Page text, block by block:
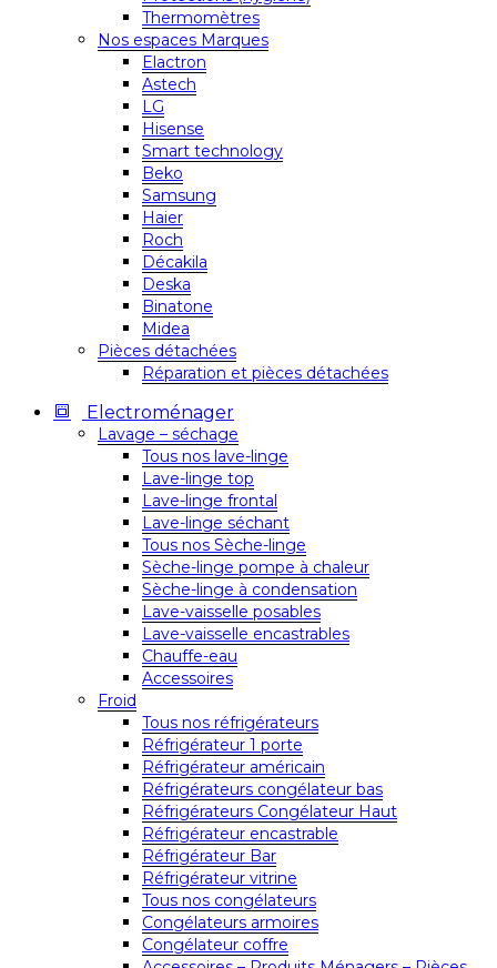
Thermomètres
Nos espaces Marques
Elactron
Astech
LG
Hisense
Smart technology
Beko
Samsung
Haier
Roch
Décakila
Deska
Binatone
Midea
Pièces détachées
Réparation et pièces détachées
Electroménager
Lavage – séchage
Tous nos lave-linge
Lave-linge top
Lave-linge frontal
Lave-linge séchant
Tous nos Sèche-linge
Sèche-linge pompe à chaleur
Sèche-linge à condensation
Lave-vaisselle posables
Lave-vaisselle encastrables
Chauffe-eau
Accessoires
Froid
Tous nos réfrigérateurs
Réfrigérateur 1 porte
Réfrigérateur américain
Réfrigérateurs congélateur bas
Réfrigérateurs Congélateur Haut
Réfrigérateur encastrable
Réfrigérateur Bar
Réfrigérateur vitrine
Tous nos congélateurs
Congélateurs armoires
Congélateur coffre